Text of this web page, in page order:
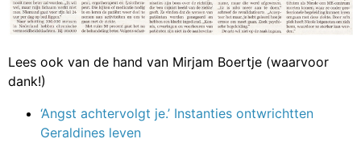
Lees ook van de hand van Mirjam Boertje (waarvoor
dank!)
‘Angst achtervolgt je.’ Instanties ontwrichtten
Geraldines leven